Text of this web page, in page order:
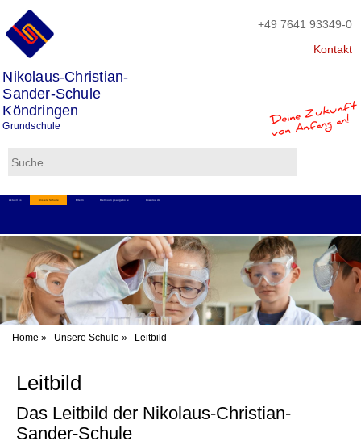
Nikolaus-Christian-
Sander-Schule
Köndringen
Grundschule Deine
Zukunft
von Anfang an!
+49 7641 93349-0
Kontakt
Aktuelles Unsere Schule Eltern Betreuungsangebote Downloads
Home » Unsere Schule » Leitbild
Leitbild
Das Leitbild der Nikolaus-Christian-
Sander-Schule